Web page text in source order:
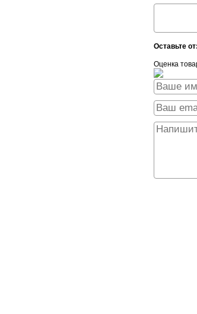
Оставьте
Оценка